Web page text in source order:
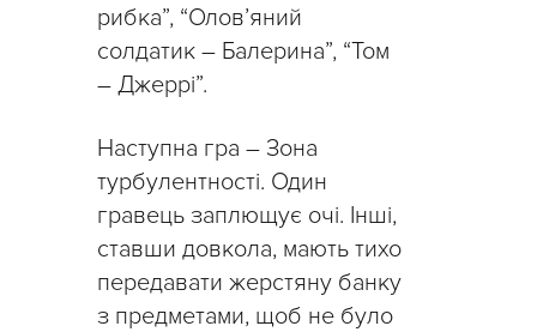
рибка”, “Олов’яний
солдатик – Балерина”, “Том
– Джеррі”.
Наступна гра – Зона
турбулентності. Один
гравець заплющує очі. Інші,
ставши довкола, мають тихо
передавати жерстяну банку
з предметами, щоб не було